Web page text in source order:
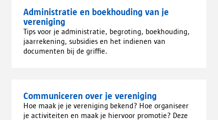
Administratie en boekhouding van je
vereniging
Tips voor je administratie, begroting, boekhouding,
jaarrekening, subsidies en het indienen van
documenten bij de griffie.
Communiceren over je vereniging
Hoe maak je je vereniging bekend? Hoe organiseer
je activiteiten en maak je hiervoor promotie? Deze